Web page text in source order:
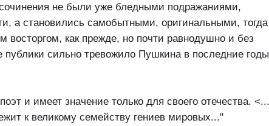
не были уже бледными подражаниями,
а становились самобытными, оригинальными, тогда
восторгом, как прежде, но почти равнодушно и без
сильно тревожило Пушкина в последние годы
и имеет значение только для своего отечества.
к великому семейству гениев мировых..."